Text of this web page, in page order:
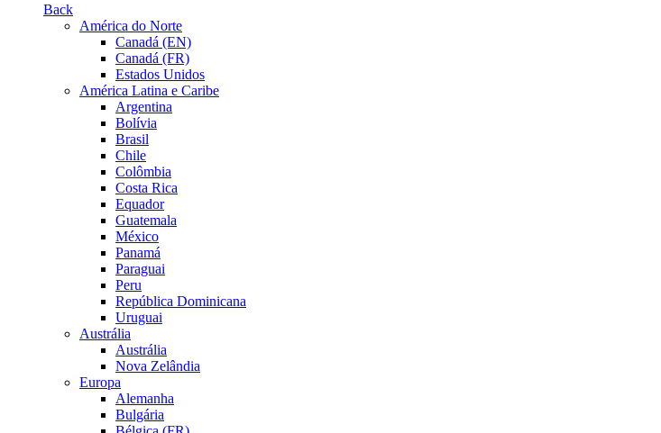
Back
América do Norte
Canadá (EN)
Canadá (FR)
Estados Unidos
América Latina e Caribe
Argentina
Bolívia
Brasil
Chile
Colômbia
Costa Rica
Equador
Guatemala
México
Panamá
Paraguai
Peru
República Dominicana
Uruguai
Austrália
Austrália
Nova Zelândia
Europa
Alemanha
Bulgária